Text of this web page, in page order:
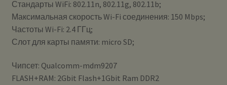
Стандарты WiFi: 802.11n, 802.11g, 802.11b;
Максимальная скорость Wi-Fi соединения: 150 Mbps;
Частоты Wi-Fi: 2.4 ГГц;
Слот для карты памяти: micro SD;
Чипсет: Qualcomm-mdm9207
FLASH+RAM: 2Gbit Flash+1Gbit Ram DDR2